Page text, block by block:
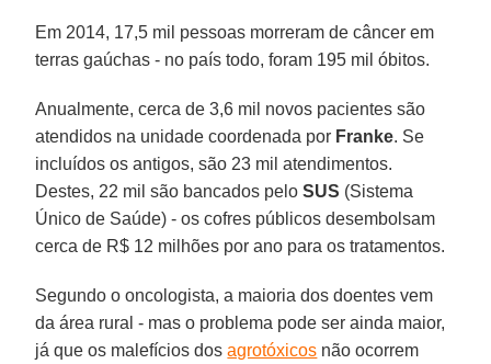
Em 2014, 17,5 mil pessoas morreram de câncer em
terras gaúchas - no país todo, foram 195 mil óbitos.
Anualmente, cerca de 3,6 mil novos pacientes são
atendidos na unidade coordenada por Franke. Se
incluídos os antigos, são 23 mil atendimentos.
Destes, 22 mil são bancados peloSUS (Sistema
Único de Saúde) - os cofres públicos desembolsam
cerca de R$ 12 milhões por ano para os tratamentos.
Segundo o oncologista, a maioria dos doentes vem
da área rural - mas o problema pode ser ainda maior,
já que os malefícios dosagrotóxicos não ocorrem